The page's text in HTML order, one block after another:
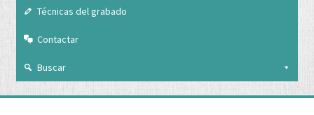
Técnicas del grabado
Contactar
Buscar
Nuestra empresa